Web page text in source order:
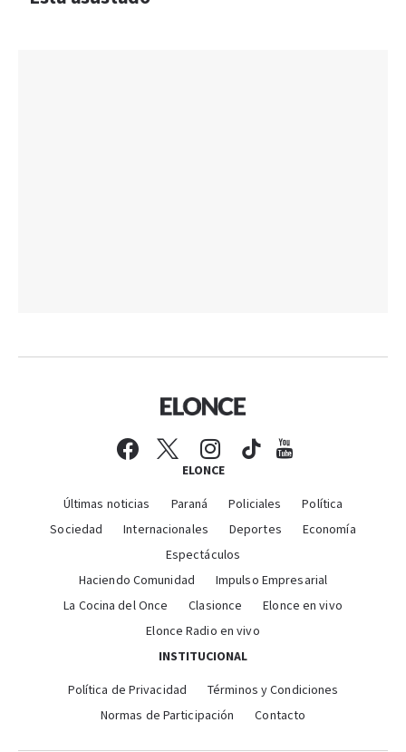
ELONCE
Últimas noticias Paraná Policiales
Política
Sociedad
Internacionales Deportes
Economía
Espectáculos
Haciendo Comunidad
Impulso Empresarial
La Cocina del Once
Clasionce
Elonce en vivo
Elonce Radio en vivo
INSTITUCIONAL
Política de Privacidad
Términos y Condiciones
Normas de Participación
Contacto